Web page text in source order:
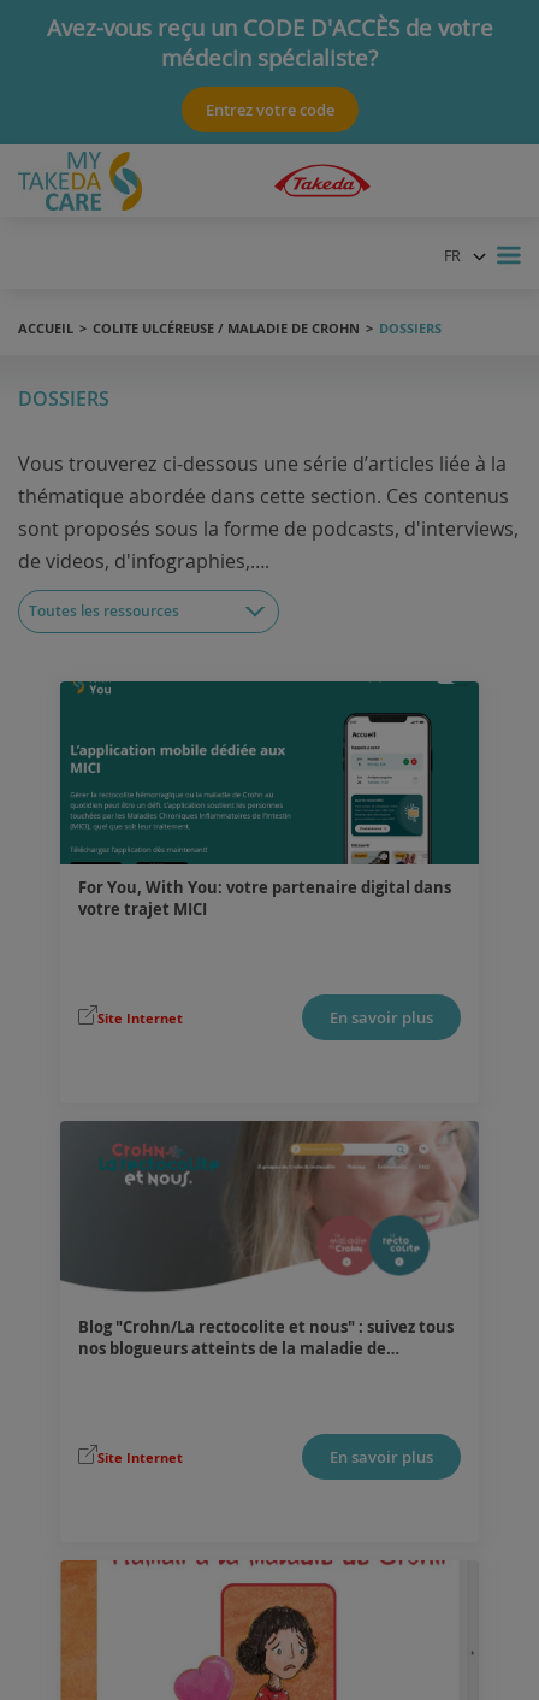
Avez-vous reçu un CODE D'ACCÈS de votre
médecin spécialiste?
Ce code vous donnera accès à de l'information spécifique.
Entrez votre code
FR
ACCUEIL COLITE ULCÉREUSE / MALADIE DE CROHN DOSSIERS
DOSSIERS
Vous trouverez ci-dessous une série d’articles liée à la
thématique abordée dans cette section. Ces contenus
sont proposés sous la forme de podcasts, d'interviews,
de videos, d'infographies,….
Toutes les ressources
For You, With You: votre partenaire digital dans
votre trajet MICI
Site Internet En savoir plus
Blog "Crohn/La rectocolite et nous" : suivez tous
nos blogueurs atteints de la maladie de
Site Internet En savoir plus